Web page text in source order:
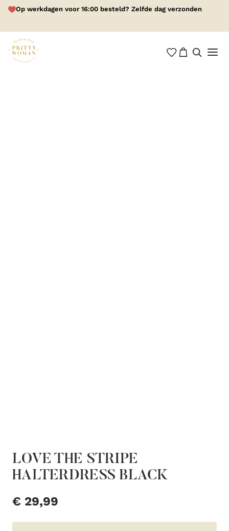
Op werkdagen voor 16:00 besteld? Zelfde dag verzonden
LOVE THE STRIPE
HALTERDRESS BLACK
€ 29,99